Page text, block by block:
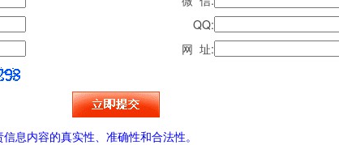
QQ:
网 址:
息内容的真实性、准确性和合法性。